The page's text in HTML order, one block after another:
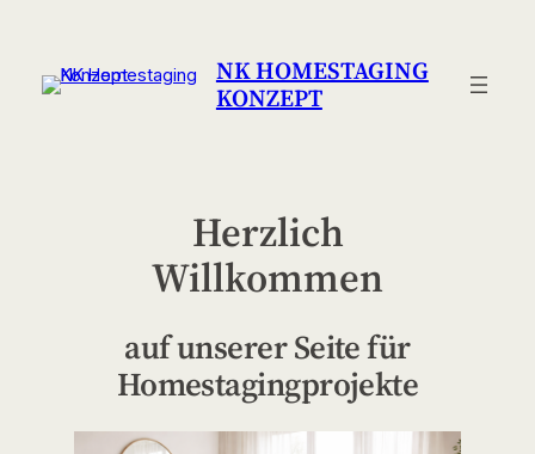
springen
NK HOMESTAGING
KONZEPT
Herzlich
Willkommen
auf unserer Seite für
Homestagingprojekte